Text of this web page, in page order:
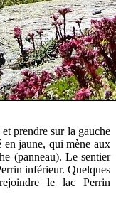
prendre sur la gauche
en jaune, qui mène aux
(panneau). Le sentier
inférieur. Quelques
le lac Perrin